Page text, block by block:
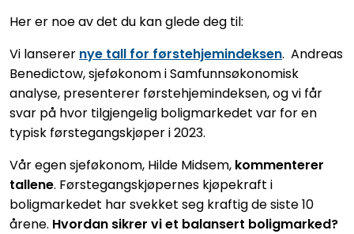
Her er noe av det du kan glede deg til:
Vi lanserer nye tall for førstehjemindeksen. Andreas
Benedictow, sjeføkonom i Samfunnsøkonomisk
analyse, presenterer førstehjemindeksen, og vi får
svar på hvor tilgjengelig boligmarkedet var for en
typisk førstegangskjøper i 2023.
Vår egen sjeføkonom, Hilde Midsem, kommenterer
tallene. Førstegangskjøpernes kjøpekraft i
boligmarkedet har svekket seg kraftig de siste 10
årene. Hvordan sikrer vi et balansert boligmarked?